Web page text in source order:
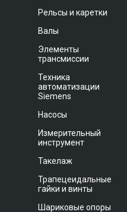
Рельсы и каретки
Валы
Элементы
трансмиссии
Техника
автоматизации
Siemens
Насосы
Измерительный
инструмент
Такелаж
Трапецеидальные
гайки и винты
Шариковые опоры